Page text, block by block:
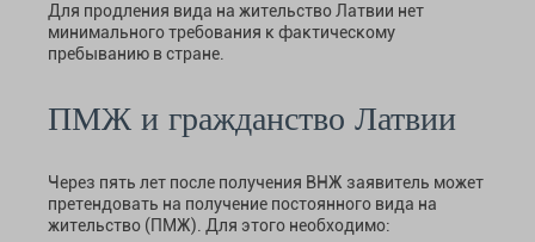
Для продления вида на жительство Латвии нет
минимального требования к фактическому
пребыванию в стране.
ПМЖ и гражданство Латвии
Через пять лет после получения ВНЖ заявитель может
претендовать на получение постоянного вида на
жительство (ПМЖ). Для этого необходимо: